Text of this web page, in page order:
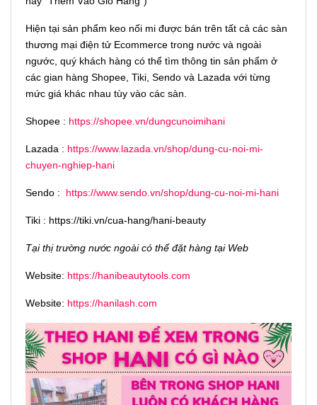
Hiện tại sản phẩm keo nối mi được bán trên tất cả các sàn
thương mại điện tử Ecommerce trong nước và ngoài
ngước, quý khách hàng có thể tìm thông tin sản phẩm ở
các gian hàng Shopee, Tiki, Sendo và Lazada với từng
mức giá khác nhau tùy vào các sàn.
Shopee : https://shopee.vn/dungcunoimihani
Lazada : https://www.lazada.vn/shop/dung-cu-noi-mi-
chuyen-nghiep-hani
Sendo : https://www.sendo.vn/shop/dung-cu-noi-mi-hani
Tiki : https://tiki.vn/cua-hang/hani-beauty
Tại thị trường nước ngoài có thể đặt hàng tại Web
Website: https://hanibeautytools.com
Website: https://hanilash.com